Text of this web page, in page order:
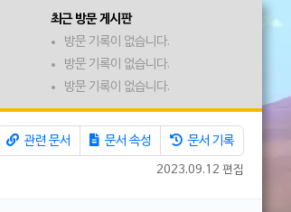
최근 방문 게시판
방문 기록이 없습니다.
방문 기록이 없습니다.
방문 기록이 없습니다.
관련 문서 문서 속성 문서 기록
2023.09.12 편집